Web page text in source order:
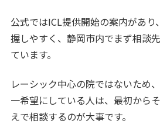
公式ではICL提供開始の案内があ
握しやすく、静岡市内でまず相談
ています。
レーシック中心の院ではないため
一希望にしている人は、最初から
えで相談するのが大事です。